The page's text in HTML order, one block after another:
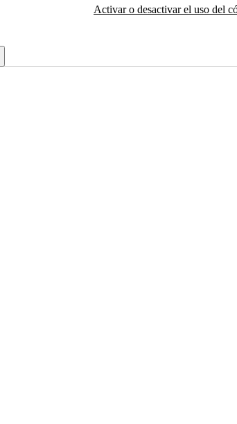
Activar o desactivar el uso del